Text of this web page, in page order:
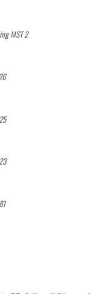
MST 2